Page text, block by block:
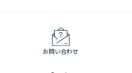
お問い合わせ